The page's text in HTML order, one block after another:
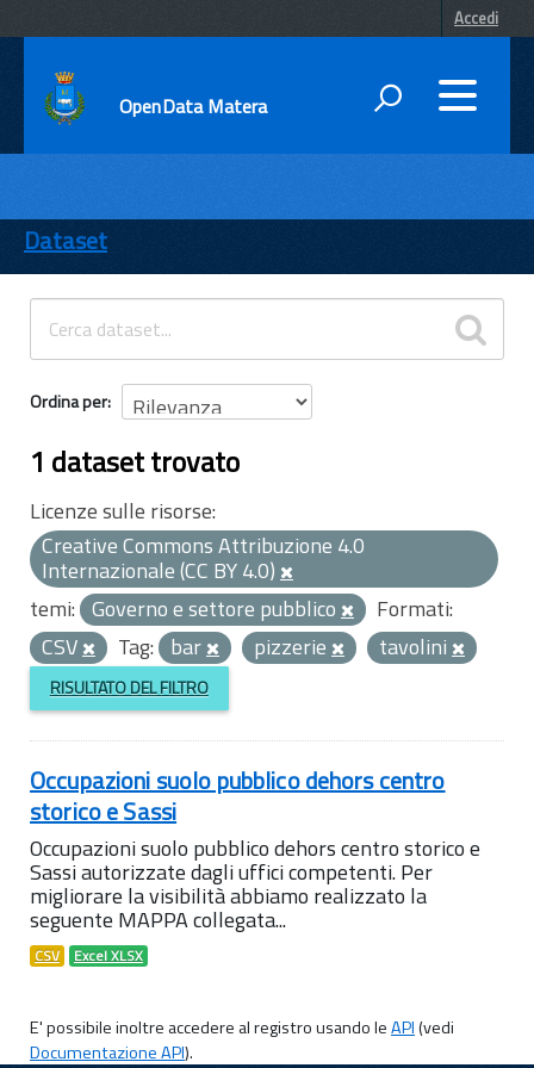
Accedi
OpenData Matera
ENTI
TEMI
INFORMAZIONI
Dataset
Ordina per
1 dataset trovato
Licenze sulle risorse:
Creative Commons Attribuzione 4.0
Internazionale (CC BY 4.0)
temi: Governo e settore pubblico
Formati:
CSV
Tag: bar pizzerie tavolini
RISULTATO DEL FILTRO
Occupazioni suolo pubblico dehors centro
storico e Sassi
Occupazioni suolo pubblico dehors centro storico e
Sassi autorizzate dagli uffici competenti. Per
migliorare la visibilità abbiamo realizzato la
seguente MAPPA collegata...
CSV Excel XLSX
E' possibile inoltre accedere al registro usando leAPI(vedi
Documentazione API).